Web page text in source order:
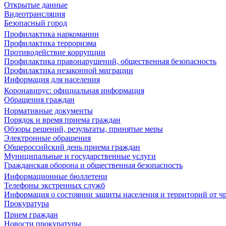
Открытые данные
Видеотрансляция
Безопасный город
Профилактика наркомании
Профилактика терроризма
Противодействие коррупции
Профилактика правонарушений, общественная безопасность
Профилактика незаконной миграции
Информация для населения
Коронавирус: официальная информация
Обращения граждан
Нормативные документы
Порядок и время приема граждан
Обзоры решений, результаты, принятые меры
Электронные обращения
Общероссийский день приема граждан
Муниципальные и государственные услуги
Гражданская оборона и общественная безопасность
Информационные бюллетени
Телефоны экстренных служб
Информация о состоянии защиты населения и территорий от
Прокуратура
Прием граждан
Новости прокуратуры